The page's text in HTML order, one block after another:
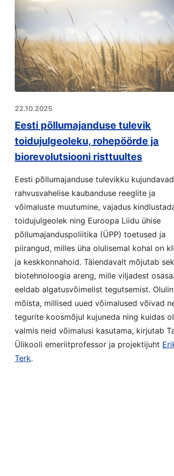
22.10.2025
Eesti põllumajanduse tulevik
toidujulgeoleku, rohepöörde ja
biorevolutsiooni risttuultes
Eesti põllumajanduse tulevikku kujundavad
rahvusvahelise kaubanduse reeglite ja
võimaluste muutumine, vajadus
toidujulgeolek ning Euroopa Liidu ühise
põllumajanduspoliitika (ÜPP) toetused ja
piirangud, milles üha olulisemal kohal on
ja keskkonnahoid. Täiendavalt mõjutab
biotehnoloogia areng, mille viljadest
eeldab algatusvõimelist tegutsemist.
mõista, millised uued võimalused võivad
tegurite koosmõjul kujuneda ning kuidas
valmis neid võimalusi kasutama, kirjutab
Ülikooli emeriitprofessor ja projektijuht
Terk.